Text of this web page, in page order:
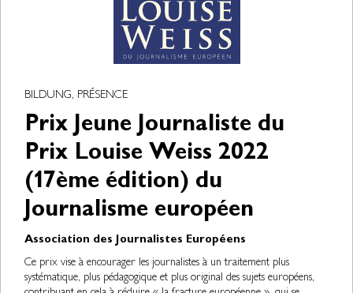
BILDUNG, PRÉSENCE
Prix Jeune Journaliste du
Prix Louise Weiss 2022
(17ème édition) du
Journalisme européen
Association des Journalistes Européens
Ce prix vise à encourager les journalistes à un traitement plus
systématique, plus pédagogique et plus original des sujets européens,